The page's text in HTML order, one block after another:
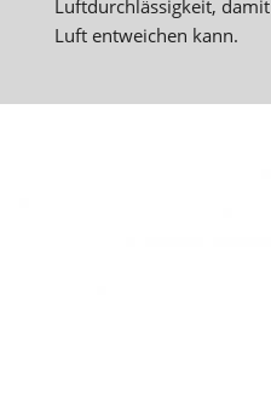
Luftdurchlässigkeit,
Luft entweichen kann.